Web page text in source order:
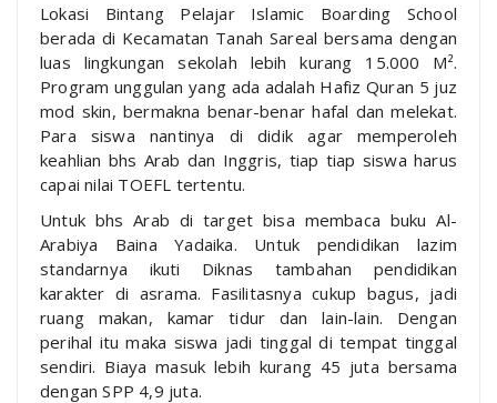
Lokasi Bintang Pelajar Islamic Boarding School
berada di Kecamatan Tanah Sareal bersama dengan
luas lingkungan sekolah lebih kurang 15.000 M².
Program unggulan yang ada adalah Hafiz Quran 5 juz
mod skin, bermakna benar-benar hafal dan melekat.
Para siswa nantinya di didik agar memperoleh
keahlian bhs Arab dan Inggris, tiap tiap siswa harus
capai nilai TOEFL tertentu.
Untuk bhs Arab di target bisa membaca buku Al-
Arabiya Baina Yadaika. Untuk pendidikan lazim
standarnya ikuti Diknas tambahan pendidikan
karakter di asrama. Fasilitasnya cukup bagus, jadi
ruang makan, kamar tidur dan lain-lain. Dengan
perihal itu maka siswa jadi tinggal di tempat tinggal
sendiri. Biaya masuk lebih kurang 45 juta bersama
dengan SPP 4,9 juta.